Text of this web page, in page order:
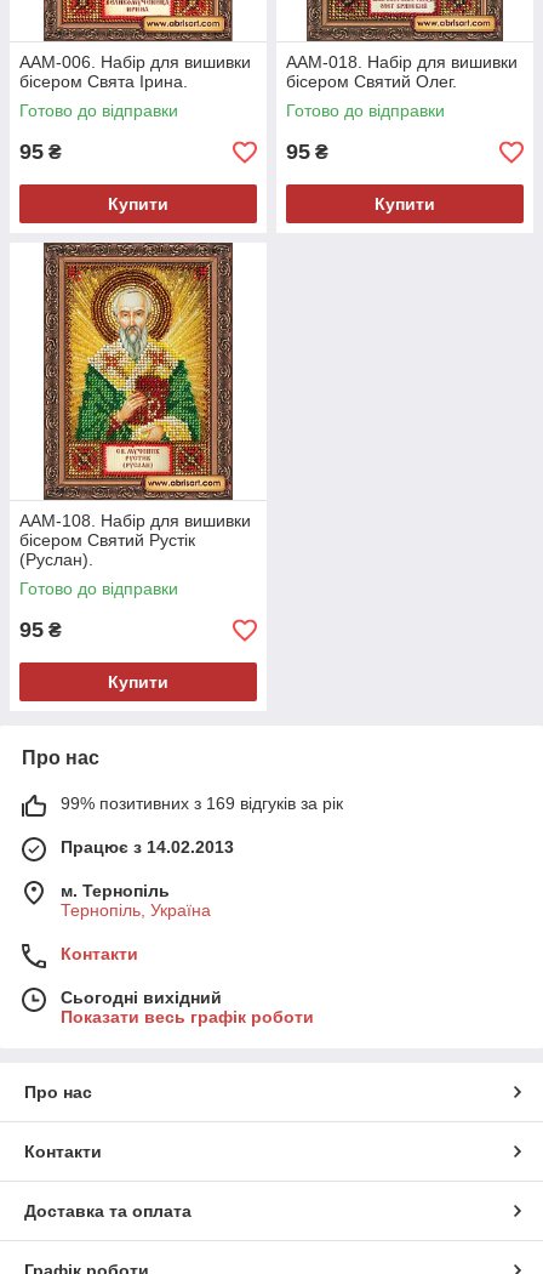
ААМ-006. Набір для вишивки
бісером Свята Ірина.
Готово до відправки
95 ₴
Купити
ААМ-018. Набір для вишивки
бісером Святий Олег.
Готово до відправки
95 ₴
Купити
ААМ-108. Набір для вишивки
бісером Святий Рустік
(Руслан).
Готово до відправки
95 ₴
Купити
Про нас
99% позитивних з 169 відгуків за рік
Працює з 14.02.2013
м. Тернопіль
Тернопіль, Україна
Контакти
Сьогодні вихідний
Показати весь графік роботи
Про нас
Контакти
Доставка та оплата